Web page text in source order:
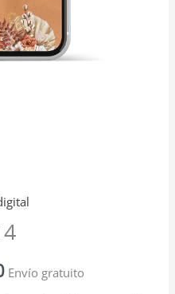
Envío gratuito